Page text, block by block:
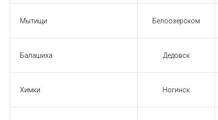
Мытищи Белоозерском
Балашиха Дедовск
Химки Ногинск